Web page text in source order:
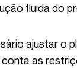
fluida do
as